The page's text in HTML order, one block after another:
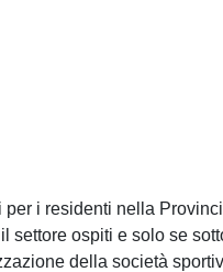
i residenti nella
settore ospiti e solo se
della società